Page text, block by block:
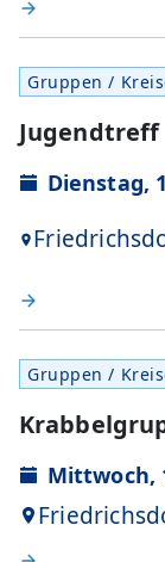
Gruppen /
Jugendtreff
Dienstag,
Gruppen /
Mittwoch,